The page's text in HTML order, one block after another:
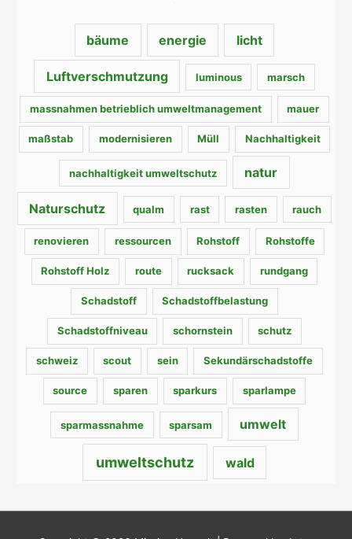
bäume energie licht
Luftverschmutzung luminous marsch
massnahmen betrieblich umweltmanagement mauer
maßstab modernisieren Müll Nachhaltigkeit
nachhaltigkeit umweltschutz natur
Naturschutz qualm rast rasten rauch
renovieren ressourcen Rohstoff Rohstoffe
Rohstoff Holz route rucksack rundgang
Schadstoff Schadstoffbelastung
Schadstoffniveau schornstein schutz
schweiz scout sein Sekundärschadstoffe
source sparen sparkurs sparlampe
sparmassnahme sparsam umwelt
umweltschutz wald